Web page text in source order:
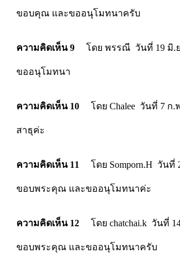
ขอบคุณ และขออนุโมทนาครับ
ความคิดเห็น 9 โดย พรรณี วันที่ 19 มิ.ย
ขออนุโมทนา
ความคิดเห็น 10 โดย Chalee วันที่ 7 ก.พ
สาธุค่ะ
ความคิดเห็น 11 โดย Somporn.H วันที่
ขอบพระคุณ และขออนุโมทนาค่ะ
ความคิดเห็น 12 โดย chatchai.k วันที่
ขอบพระคุณ และขออนุโมทนาครับ